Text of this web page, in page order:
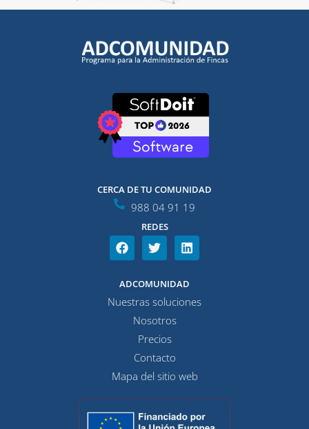
CERCA DE TU COMUNIDAD
988 04 91 19
REDES
F
a
e
b
o
T
w
t
t
e
r
L
i
k
e
d
ADCOMUNIDAD
Nuestras soluciones
Nosotros
Precios
Contacto
Mapa del sitio web